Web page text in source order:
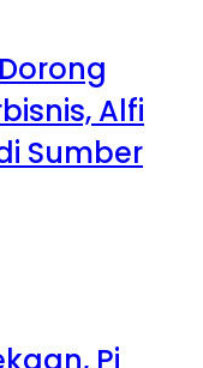
Alfi
Sumber